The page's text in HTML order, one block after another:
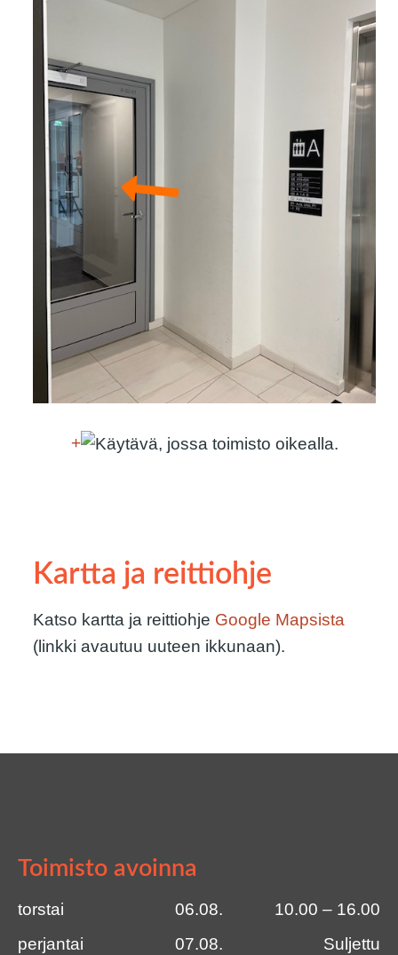
+
Kartta ja reittiohje
Katso kartta ja reittiohje Google Mapsista
(linkki avautuu uuteen ikkunaan).
Toimisto avoinna
torstai 06.08.
10.00 – 16.00
perjantai
07.08.
Suljettu